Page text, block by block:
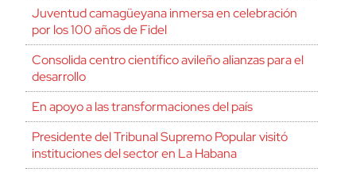
Juventud camagüeyana inmersa en celebración
por los 100 años de Fidel
Consolida centro científico avileño alianzas para el
desarrollo
En apoyo a las transformaciones del país
Presidente del Tribunal Supremo Popular visitó
instituciones del sector en La Habana